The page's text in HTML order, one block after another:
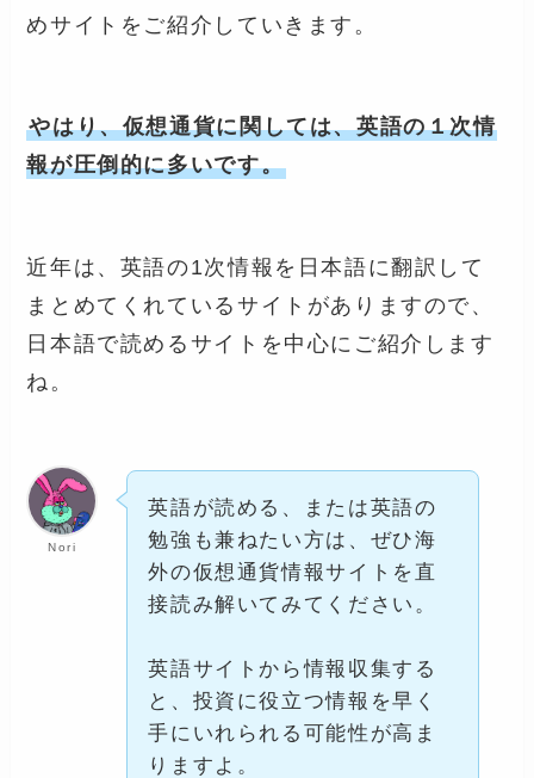
めサイトをご紹介していきます。
やはり、仮想通貨に関しては、英語の１次情
報が圧倒的に多いです。
近年は、英語の1次情報を日本語に翻訳して
まとめてくれているサイトがありますので、
日本語で読めるサイトを中心にご紹介します
ね。
Nori
英語が読める、または英語の
勉強も兼ねたい方は、ぜひ海
外の仮想通貨情報サイトを直
接読み解いてみてください。
英語サイトから情報収集する
と、投資に役立つ情報を早く
手にいれられる可能性が高ま
りますよ。